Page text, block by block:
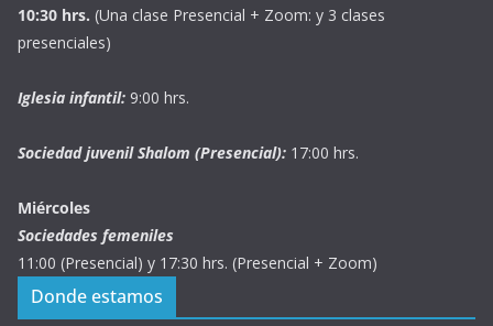
10:30 hrs. (Una clase Presencial + Zoom: y 3 clases
presenciales)
Iglesia infantil: 9:00 hrs.
Sociedad juvenil Shalom (Presencial): 17:00 hrs.
Miércoles
Sociedades femeniles
11:00 (Presencial) y 17:30 hrs. (Presencial + Zoom)
Donde estamos